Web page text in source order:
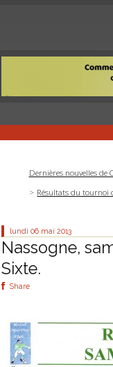
Dernières nouvelles de
Résultats du tournoi
lundi 06 mai 2013
Nassogne,
Sixte.
Share